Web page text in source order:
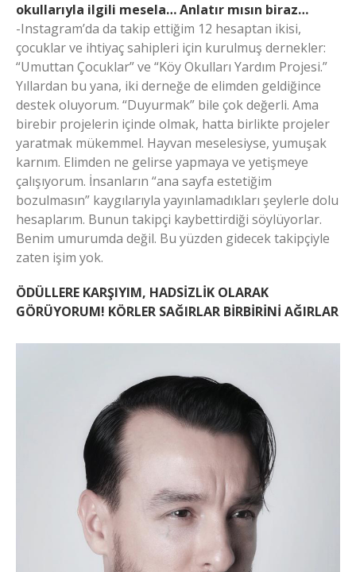
okullarıyla ilgili mesela… Anlatır mısın biraz…
-Instagram’da da takip ettiğim 12 hesaptan ikisi,
çocuklar ve ihtiyaç sahipleri için kurulmuş dernekler:
“Umuttan Çocuklar” ve “Köy Okulları Yardım Projesi.”
Yıllardan bu yana, iki derneğe de elimden geldiğince
destek oluyorum. “Duyurmak” bile çok değerli. Ama
birebir projelerin içinde olmak, hatta birlikte projeler
yaratmak mükemmel. Hayvan meselesiyse, yumuşak
karnım. Elimden ne gelirse yapmaya ve yetişmeye
çalışıyorum. İnsanların “ana sayfa estetiğim
bozulmasın” kaygılarıyla yayınlamadıkları şeylerle dolu
hesaplarım. Bunun takipçi kaybettirdiği söylüyorlar.
Benim umurumda değil. Bu yüzden gidecek takipçiyle
zaten işim yok.
ÖDÜLLERE KARŞIYIM, HADSİZLİK OLARAK
GÖRÜYORUM! KÖRLER SAĞIRLAR BİRBİRİNİ AĞIRLAR